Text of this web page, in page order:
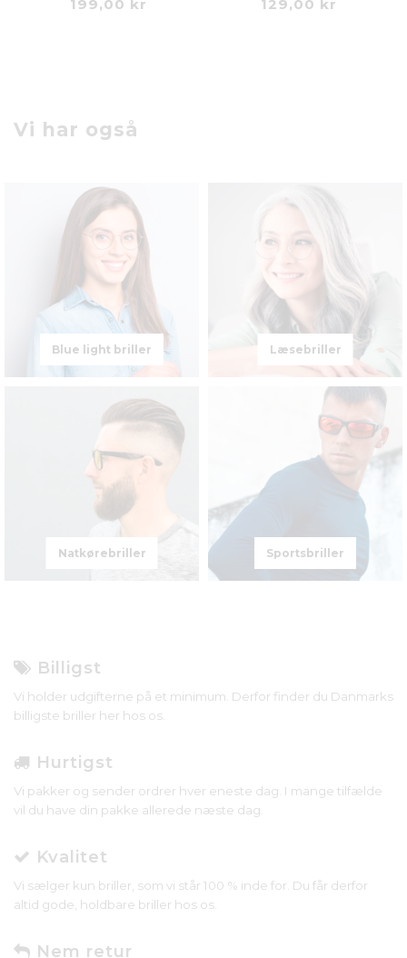
199,00 kr 129,00 kr
Vi har også
Blue light briller Læsebriller
Natkørebriller Sportsbriller
Billigst
Vi holder udgifterne på et minimum. Derfor finder du Danmarks
billigste briller her hos os.
Hurtigst
Vi pakker og sender ordrer hver eneste dag. I mange tilfælde
vil du have din pakke allerede næste dag.
Kvalitet
Vi sælger kun briller, som vi står 100 % inde for. Du får derfor
altid gode, holdbare briller hos os.
Nem retur